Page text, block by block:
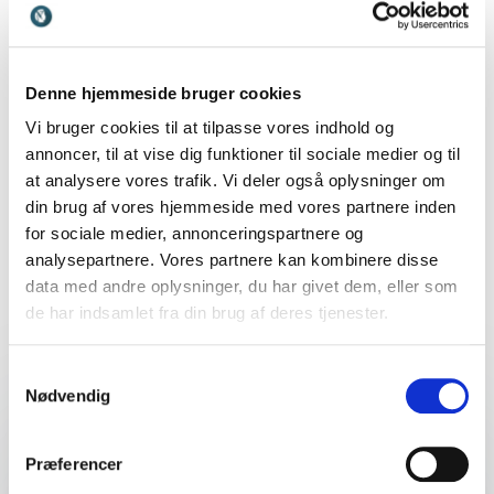
Denne hjemmeside bruger cookies
Vi bruger cookies til at tilpasse vores indhold og
annoncer, til at vise dig funktioner til sociale medier og til
at analysere vores trafik. Vi deler også oplysninger om
din brug af vores hjemmeside med vores partnere inden
for sociale medier, annonceringspartnere og
analysepartnere. Vores partnere kan kombinere disse
data med andre oplysninger, du har givet dem, eller som
de har indsamlet fra din brug af deres tjenester.
Nødvendig
Præferencer
5ud af5
Johs. Andersen er god til at sætte ord på almindelige
problemer, som folk støder på i hverdagen og
forklare på en særdeles humoristisk måde. Vi var ca.
300 mennesker og alle var meget begejstret for den
måde foredraget blev afviklet på.
Per Drejer
Seniorforening
“Hverdagens centrifuge”. Han var sjov, sympatisk og
underholdende med masse af fine spidsfindigheder,
+Vis alle 24 anmeldelser
Bedømt 4.88/5 baseret på24kundeanmeldelser
JOHANNES ANDERSEN FOREDRAG
overflod